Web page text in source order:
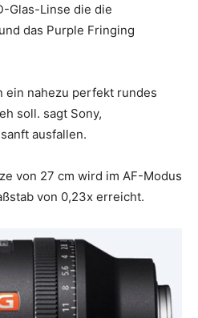
Glas-Linse die die
das Purple Fringing
ein nahezu perfekt rundes
soll. sagt Sony,
ausfallen.
von 27 cm wird im AF-Modus
von 0,23x erreicht.